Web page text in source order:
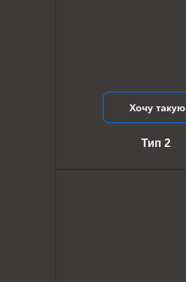
Хочу такую
Тип 2